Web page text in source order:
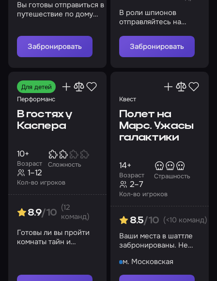
Вы готовы отправиться в
путешествие по дому
Забронировать
В роли шпионов
отправляйтесь на
добудьте
необходимую
информацию
Забронировать
Для детей
Перформанс
В гостях у
Каспера
Возраст
10+
Сложность
Кол-во игроков
1–12
8.9/10
(12
команд)
Готовы ли вы пройти
комнаты тайн и
Квест
Полет на
Марс. Ужасы
галактики
Возраст
14+
Страшность
Кол-во игроков
2–7
8.5/10 (<10 команд)
Ваши места в шаттле
забронированы. Не
глаза тому, что прячется
в тени?
м. Московская